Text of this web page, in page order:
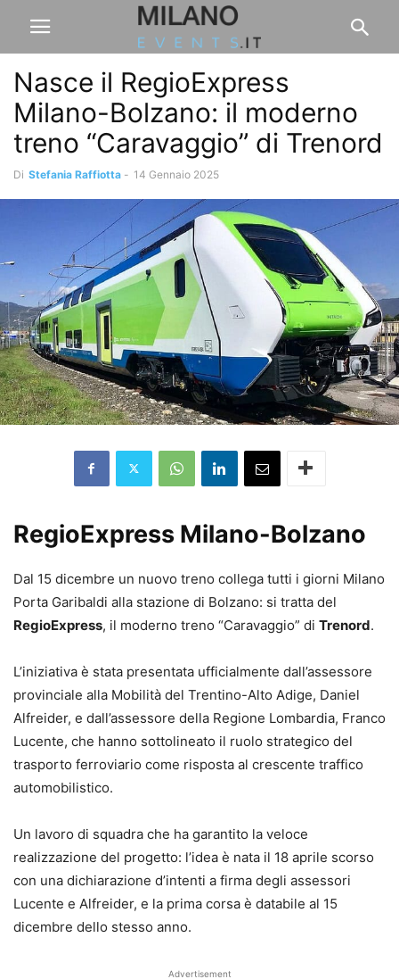
Nasce il RegioExpress
Milano-Bolzano: il moderno
treno “Caravaggio” di Trenord
Di Stefania Raffiotta - 14 Gennaio 2025
RegioExpress Milano-Bolzano
Dal 15 dicembre un nuovo treno collega tutti i giorni Milano
Porta Garibaldi alla stazione di Bolzano: si tratta del
RegioExpress, il moderno treno “Caravaggio” di Trenord.
L’iniziativa è stata presentata ufficialmente dall’assessore
provinciale alla Mobilità del Trentino-Alto Adige, Daniel
Alfreider, e dall’assessore della Regione Lombardia, Franco
Lucente, che hanno sottolineato il ruolo strategico del
trasporto ferroviario come risposta al crescente traffico
automobilistico.
Un lavoro di squadra che ha garantito la veloce
realizzazione del progetto: l’idea è nata il 18 aprile scorso
con una dichiarazione d’intenti a firma degli assessori
Lucente e Alfreider, e la prima corsa è databile al 15
dicembre dello stesso anno.
Advertisement